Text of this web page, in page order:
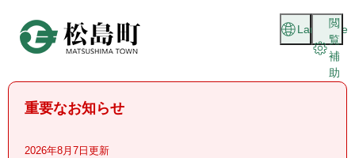
頭
閲
覧
補
助
Language
重要なお知らせ
2026年8月7日更新